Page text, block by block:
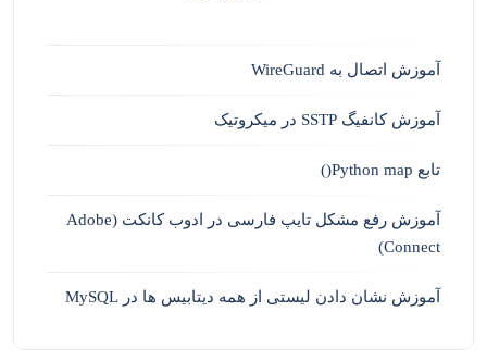
آموزش اتصال به WireGuard
آموزش کانفیگ SSTP در میکروتیک
تابع Python map()
آموزش رفع مشکل تایپ فارسی در ادوب کانکت (Adobe
Connect)
آموزش نشان دادن لیستی از همه دیتابیس ها در MySQL